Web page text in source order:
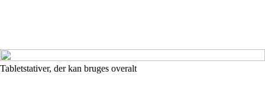
Tabletstativer, der kan bruges overalt